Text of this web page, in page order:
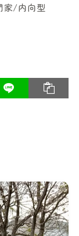
家/内向型